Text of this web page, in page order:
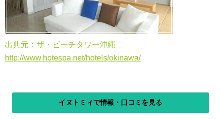
出典元：ザ・ビーチタワー沖縄
http://www.hotespa.net/hotels/okinawa/
イヌトミィで情報・口コミを見る